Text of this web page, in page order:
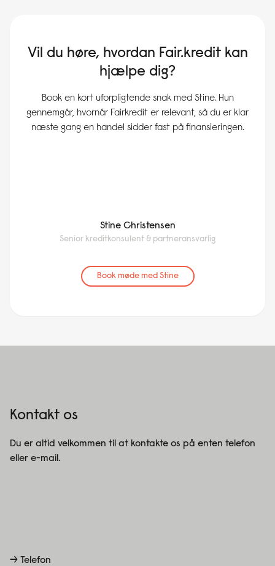
Vil du høre, hvordan Fair.kredit kan
hjælpe dig?
Book en kort uforpligtende snak med Stine. Hun
gennemgår, hvornår Fairkredit er relevant, så du er klar
næste gang en handel sidder fast på finansieringen.
Stine Christensen
Senior kreditkonsulent & partneransvarlig
Book møde med Stine
Kontakt os
Du er altid velkommen til at kontakte os på enten telefon
eller e-mail.
→ Telefon